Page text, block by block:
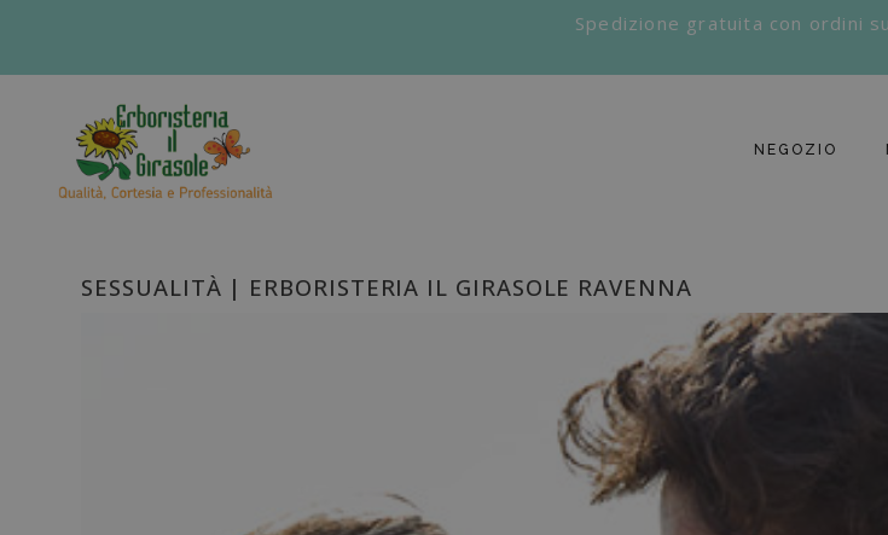
Spedizione gratuita con ordini
NEGOZIO
SESSUALITÀ | ERBORISTERIA IL GIRASOLE RAVENNA